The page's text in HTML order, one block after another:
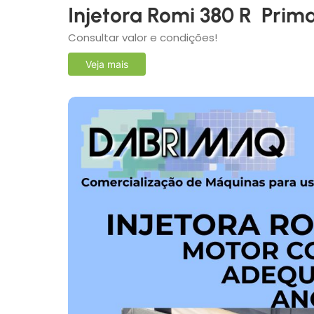
Injetora Romi 380 R
Consultar valor e condições!
Veja mais